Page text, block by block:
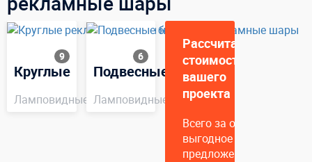
9
Круглые
Ламповидные
6
Подвесные
Ламповидные
Рассчитаем
стоимость
вашего
проекта
Всего за один час
выгодное коммерческое
предложение